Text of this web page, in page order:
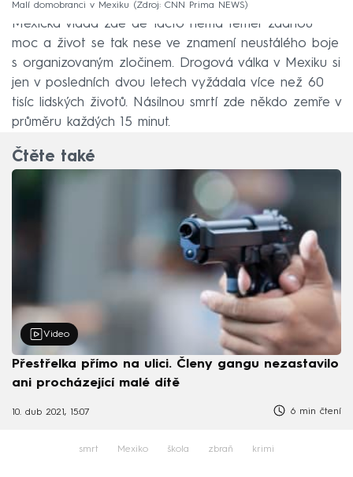
Malí domobranci v Mexiku Zdroj: CNN Prima NEWS
Mexická vláda zde de facto nemá téměř žádnou
moc a život se tak nese ve znamení neustálého boje
s organizovaným zločinem. Drogová válka v Mexiku si
jen v posledních dvou letech vyžádala více než 60
tisíc lidských životů. Násilnou smrtí zde někdo zemře v
průměru každých 15 minut.
Čtěte také
Video
Přestřelka přímo na ulici. Členy gangu nezastavilo
ani procházející malé dítě
10. dub 2021, 15:07 6 min čtení
smrt Mexiko škola zbraň krimi